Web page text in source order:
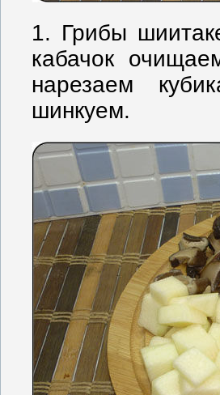
1. Грибы
кабачок
нарезаем
шинкуем.